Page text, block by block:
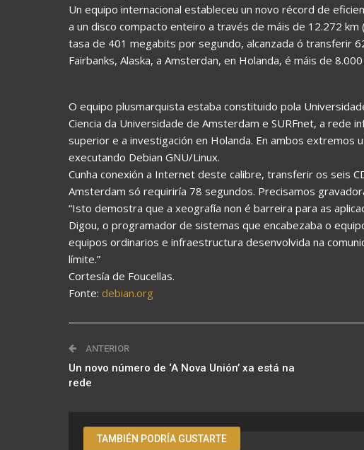
Un equipo internacional estableceu un novo récord de
a un disco compacto enteiro a través de máis de 12.272
tasa de 401 megabits por segundo, alcanzada ó transferir
Fairbanks, Alaska, a Amsterdan, en Holanda, é máis de
O equipo plusmarquista estaba constituido pola
Ciencia da Universidade de Amsterdam e SURFnet, a rede
superior e a investigación en Holanda. En ambos extremos
executando Debian GNU/Linux.
Cunha conexión a Internet deste calibre, transferir os seis
Amsterdam só requiriría 78 segundos. Precisamos
“Isto demostra que a xeografía non é barreira para as
Digou, o programador de sistemas que encabezaba o
equipos ordinarios e infraestructura desenvolvida na
límite.”
Cortesía de Foucellas.
Fonte: debian.org
ANTERIOR
Un novo número de ‘A Nova Unión’ xa está na
rede
TAMBIÉN PODRÍA GUSTARTE